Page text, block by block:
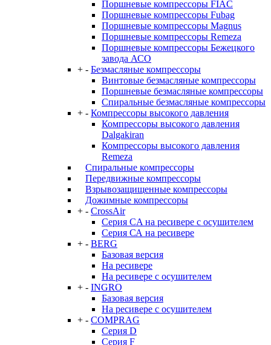
Поршневые компрессоры FIAC
Поршневые компрессоры Fubag
Поршневые компрессоры Magnus
Поршневые компрессоры Remeza
Поршневые компрессоры Бежецкого
завода АСО
+ - Безмасляные компрессоры
Винтовые безмасляные компрессоры
Поршневые безмасляные компрессоры
Спиральные безмасляные компрессоры
+ - Компрессоры высокого давления
Компрессоры высокого давления
Dalgakiran
Компрессоры высокого давления
Remeza
Спиральные компрессоры
Передвижные компрессоры
Взрывозащищенные компрессоры
Дожимные компрессоры
+ - CrossAir
Серия CA на ресивере с осушителем
Серия СА на ресивере
+ - BERG
Базовая версия
На ресивере
На ресивере с осушителем
+ - INGRO
Базовая версия
На ресивере с осушителем
+ - COMPRAG
Серия D
Серия F